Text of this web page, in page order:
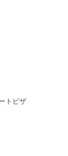
トピザ